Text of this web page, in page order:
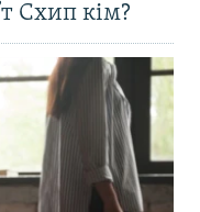
Схип кім?